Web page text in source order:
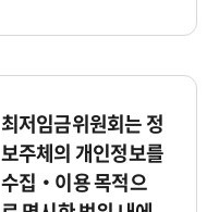
최저임금위원회는 정
보주체의 개인정보를
수집‧이용 목적으